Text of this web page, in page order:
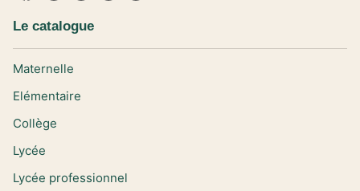
Le catalogue
Maternelle
Elémentaire
Collège
Lycée
Lycée professionnel